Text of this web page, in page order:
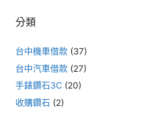
分類
台中機車借款 (37)
台中汽車借款 (27)
手錶鑽石3C (20)
收購鑽石 (2)